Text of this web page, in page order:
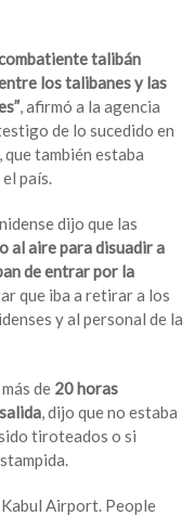
talibán
los talibanes y las
, afirmó a la agencia
de lo sucedido en
también estaba
país.
dijo que las
al aire para disuadir a
de entrar por la
que iba a retirar a los
y al personal de la
de 20 horas
, dijo que no estaba
tiroteados o si
Airport. People